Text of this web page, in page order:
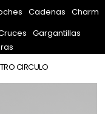
Cadenas Charm
Gargantillas
CIRCULO